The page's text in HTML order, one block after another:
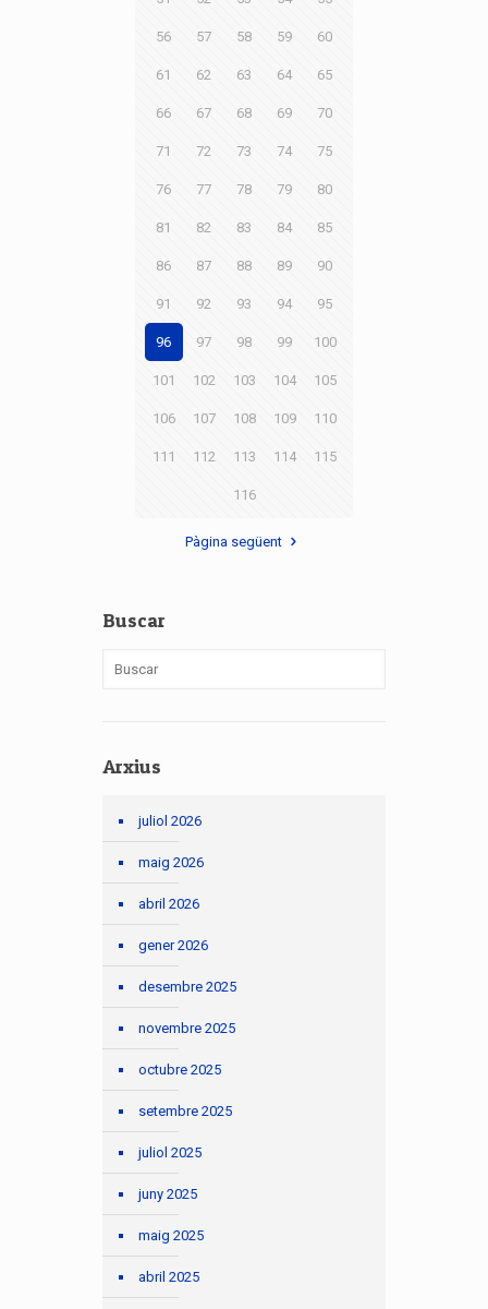
56 57 58 59 60
61 62 63 64 65
66 67 68 69 70
71 72 73 74 75
76 77 78 79 80
81 82 83 84 85
86 87 88 89 90
91 92 93 94 95
96 97 98 99 100
101 102 103 104 105
106 107 108 109 110
111 112 113 114 115
116
Pàgina següent
Buscar
Arxius
juliol 2026
maig 2026
abril 2026
gener 2026
desembre 2025
novembre 2025
octubre 2025
setembre 2025
juliol 2025
juny 2025
maig 2025
abril 2025